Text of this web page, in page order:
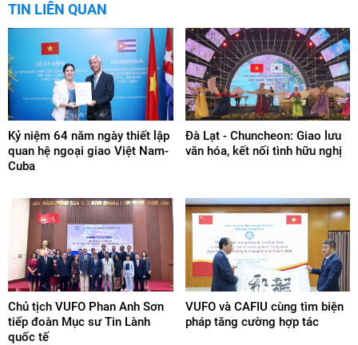
TIN LIÊN QUAN
Kỷ niệm 64 năm ngày thiết lập
quan hệ ngoại giao Việt Nam-
Cuba
Đà Lạt - Chuncheon: Giao lưu
văn hóa, kết nối tình hữu nghị
Chủ tịch VUFO Phan Anh Sơn
tiếp đoàn Mục sư Tin Lành
quốc tế
VUFO và CAFIU cùng tìm biện
pháp tăng cường hợp tác